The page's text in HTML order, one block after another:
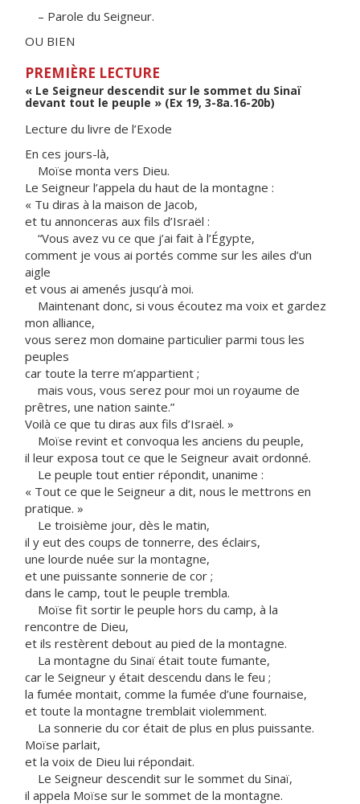
– Parole du Seigneur.
OU BIEN
PREMIÈRE LECTURE
« Le Seigneur descendit sur le sommet du Sinaï
devant tout le peuple » (Ex 19, 3-8a.16-20b)
Lecture du livre de l’Exode
En ces jours-là,
Moïse monta vers Dieu.
Le Seigneur l’appela du haut de la montagne :
« Tu diras à la maison de Jacob,
et tu annonceras aux fils d’Israël :
“Vous avez vu ce que j’ai fait à l’Égypte,
comment je vous ai portés comme sur les ailes d’un
aigle
et vous ai amenés jusqu’à moi.
Maintenant donc, si vous écoutez ma voix et gardez
mon alliance,
vous serez mon domaine particulier parmi tous les
peuples
car toute la terre m’appartient ;
mais vous, vous serez pour moi un royaume de
prêtres, une nation sainte.”
Voilà ce que tu diras aux fils d’Israël. »
Moïse revint et convoqua les anciens du peuple,
il leur exposa tout ce que le Seigneur avait ordonné.
Le peuple tout entier répondit, unanime :
« Tout ce que le Seigneur a dit, nous le mettrons en
pratique. »
Le troisième jour, dès le matin,
il y eut des coups de tonnerre, des éclairs,
une lourde nuée sur la montagne,
et une puissante sonnerie de cor ;
dans le camp, tout le peuple trembla.
Moïse fit sortir le peuple hors du camp, à la
rencontre de Dieu,
et ils restèrent debout au pied de la montagne.
La montagne du Sinaï était toute fumante,
car le Seigneur y était descendu dans le feu ;
la fumée montait, comme la fumée d’une fournaise,
et toute la montagne tremblait violemment.
La sonnerie du cor était de plus en plus puissante.
Moïse parlait,
et la voix de Dieu lui répondait.
Le Seigneur descendit sur le sommet du Sinaï,
il appela Moïse sur le sommet de la montagne.